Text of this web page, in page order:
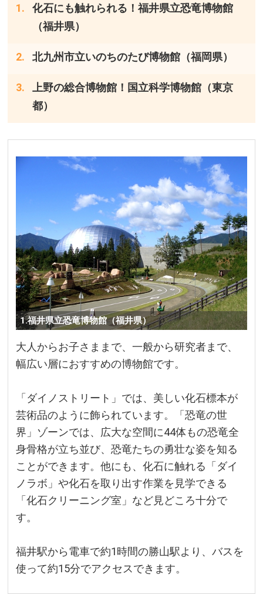
化石にも触れられる！福井県立恐竜博物館
（福井県）
北九州市立いのちのたび博物館（福岡県）
上野の総合博物館！国立科学博物館（東京
都）
1.福井県立恐竜博物館（福井県）
大人からお子さままで、一般から研究者まで、
幅広い層におすすめの博物館です。
「ダイノストリート」では、美しい化石標本が
芸術品のように飾られています。「恐竜の世
界」ゾーンでは、広大な空間に44体もの恐竜全
身骨格が立ち並び、恐竜たちの勇壮な姿を知る
ことができます。他にも、化石に触れる「ダイ
ノラボ」や化石を取り出す作業を見学できる
「化石クリーニング室」など見どころ十分で
す。
福井駅から電車で約1時間の勝山駅より、バスを
使って約15分でアクセスできます。